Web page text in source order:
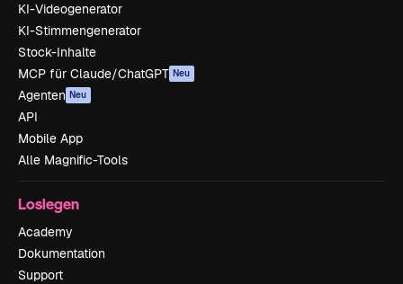
KI-Videogenerator
KI-Stimmengenerator
Stock-Inhalte
MCP für Claude/ChatGPT Neu
Agenten Neu
API
Mobile App
Alle Magnific-Tools
Loslegen
Academy
Dokumentation
Support